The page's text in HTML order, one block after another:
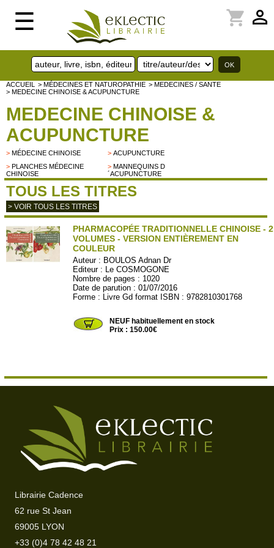
☰ perm_identity
shopping_cart
ACCUEIL > MÉDECINES ET NATUROPATHIE > MEDECINES / SANTE
> MEDECINE CHINOISE & ACUPUNCTURE
MEDECINE CHINOISE &
ACUPUNCTURE
> MÉDECINE CHINOISE >ACUPUNCTURE
> PLANCHES MÉDECINE
CHINOISE
>MANNEQUINS D
´ACUPUNCTURE
TOUS LES TITRES
> VOIR TOUS LES TITRES
PHARMACOPÉE TRADITIONNELLE CHINOISE - 2
VOLUMES - VERSION ENTIÈREMENT EN
COULEUR
Auteur : BOULOS Adnan Dr
Editeur : Le COSMOGONE
Nombre de pages : 1020
Date de parution : 01/07/2016
Forme : Livre Gd format ISBN : 9782810301768
NEUF habituellement en stock
Prix : 150.00€
Librairie Cadence
62 rue St Jean
69005 LYON
+33 (0)4 78 42 48 21